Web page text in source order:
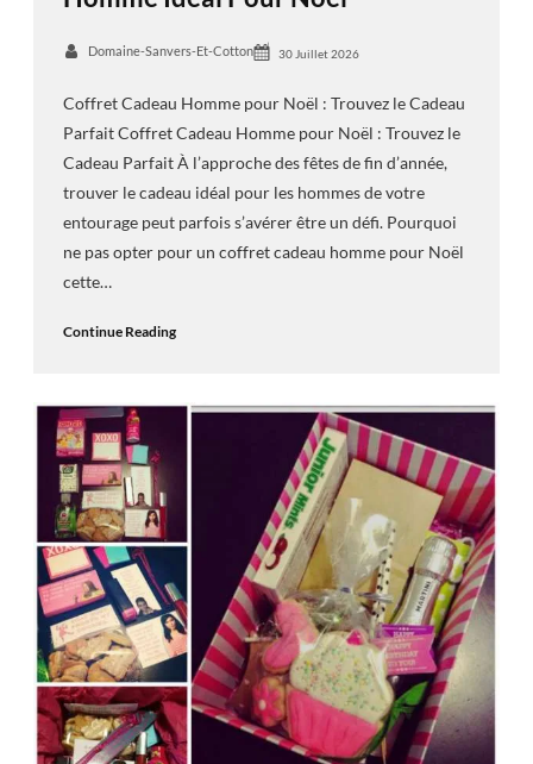
Domaine-Sanvers-Et-Cotton 30 Juillet 2026
Coffret Cadeau Homme pour Noël : Trouvez le Cadeau
Parfait Coffret Cadeau Homme pour Noël : Trouvez le
Cadeau Parfait À l’approche des fêtes de fin d’année,
trouver le cadeau idéal pour les hommes de votre
entourage peut parfois s’avérer être un défi. Pourquoi
ne pas opter pour un coffret cadeau homme pour Noël
cette…
Continue Reading